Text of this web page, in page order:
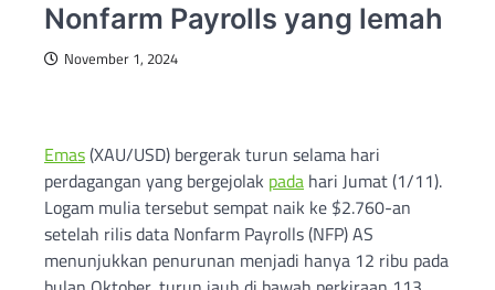
Nonfarm Payrolls yang lemah
November 1, 2024
Emas(XAU/USD) bergerak turun selama hari
perdagangan yang bergejolak pada hari Jumat (1/11).
Logam mulia tersebut sempat naik ke $2.760-an
setelah rilis data Nonfarm Payrolls (NFP) AS
menunjukkan penurunan menjadi hanya 12 ribu pada